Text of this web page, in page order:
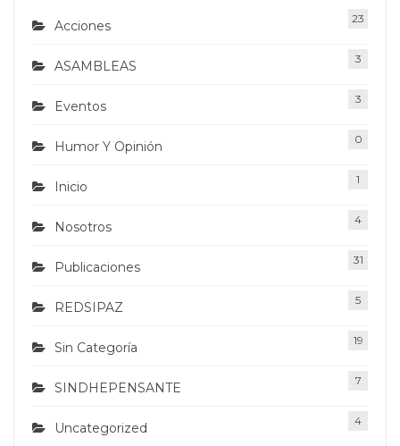
Acciones 23
ASAMBLEAS 3
Eventos 3
Humor Y Opinión 0
Inicio 1
Nosotros 4
Publicaciones 31
REDSIPAZ 5
Sin Categoría 19
SINDHEPENSANTE 7
Uncategorized 4